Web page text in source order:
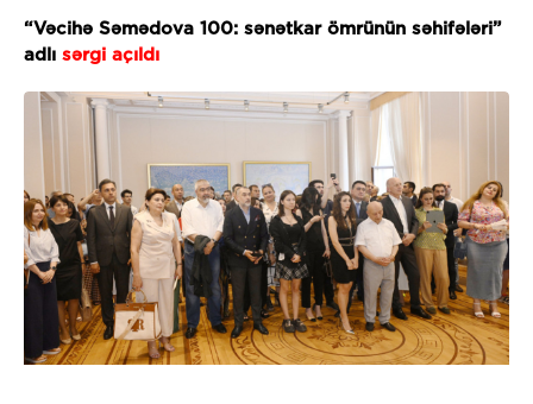
“Vəcihə Səmədova 100: sənətkar ömrünün səhifələri”
adlı sərgi açıldı